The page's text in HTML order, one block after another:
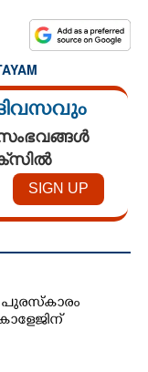
ദിവസവും
പുരസ്കാരം